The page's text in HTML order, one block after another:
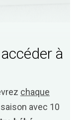
à
chaque
avec 10